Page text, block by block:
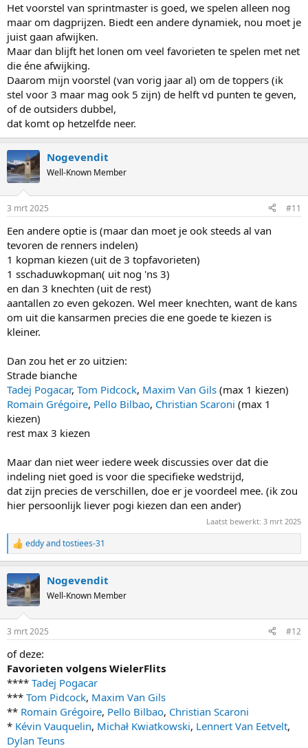
Het voorstel van sprintmaster is goed, we spelen alleen nog
maar om dagprijzen. Biedt een andere dynamiek, nou moet je
juist gaan afwijken.
Maar dan blijft het lonen om veel favorieten te spelen met net
die éne afwijking.
Daarom mijn voorstel (van vorig jaar al) om de toppers (ik
stel voor 3 maar mag ook 5 zijn) de helft vd punten te geven,
of de outsiders dubbel,
dat komt op hetzelfde neer.
Nogevendit
Well-Known Member
3 mrt 2025 #11
Een andere optie is (maar dan moet je ook steeds al van
tevoren de renners indelen)
1 kopman kiezen (uit de 3 topfavorieten)
1 sschaduwkopman( uit nog 'ns 3)
en dan 3 knechten (uit de rest)
aantallen zo even gekozen. Wel meer knechten, want de kans
om uit die kansarmen precies die ene goede te kiezen is
kleiner.
Dan zou het er zo uitzien:
Strade bianche
Tadej Pogacar, Tom Pidcock, Maxim Van Gils (max 1 kiezen)
Romain Grégoire, Pello Bilbao, Christian Scaroni (max 1
kiezen)
rest max 3 kiezen
Maar dan niet weer iedere week discussies over dat die
indeling niet goed is voor die specifieke wedstrijd,
dat zijn precies de verschillen, doe er je voordeel mee. (ik zou
hier persoonlijk liever pogi kiezen dan een ander)
Laatst bewerkt: 3 mrt 2025
R
e
c
t
i
s
eddyandtostiees-31
Nogevendit
Well-Known Member
3 mrt 2025 #12
of deze:
Favorieten volgens WielerFlits
**** Tadej Pogacar
*** Tom Pidcock, Maxim Van Gils
** Romain Grégoire, Pello Bilbao, Christian Scaroni
* Kévin Vauquelin, Michał Kwiatkowski, Lennert Van Eetvelt,
Dylan Teuns